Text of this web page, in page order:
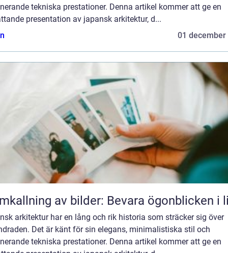
tekniska prestationer. Denna artikel kommer att ge en
presentation av japansk arkitektur, d...
01 december
av bilder: Bevara ögonblicken i
arkitektur har en lång och rik historia som sträcker sig över
Det är känt för sin elegans, minimalistiska stil och
tekniska prestationer. Denna artikel kommer att ge en